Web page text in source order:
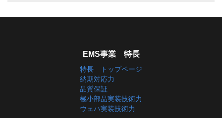
EMS事業 特長
特長 トップページ
納期対応力
品質保証
極小部品実装技術力
ウェハ実装技術力